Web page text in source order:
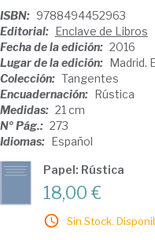
ISBN: 9788494452963
Editorial: Enclave de Libros
Fecha de la edición: 2016
Lugar de la edición: Madrid.
Colección: Tangentes
Encuadernación: Rústica
Medidas: 21 cm
Nº Pág.: 273
Idiomas: Español
Papel: Rústica
18,00 €
Sin Stock.